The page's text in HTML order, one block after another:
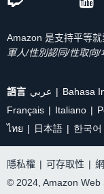
Amazon 是支持平等就
軍人/性別認同/性取向/
語言 عربي Bahasa
Français
Italiano
ไทย
日本語 한국어
隱私權 | 可存取性 |
© 2024, Amazon Web